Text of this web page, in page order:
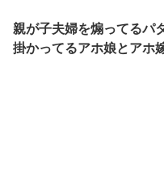
親が子夫婦を煽ってるパ
掛かってるアホ娘とアホ